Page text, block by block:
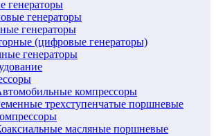
генераторы
генераторы
генераторы
(цифровые генераторы)
генераторы
компрессоры
трехступенчатые поршневые
масляные поршневые